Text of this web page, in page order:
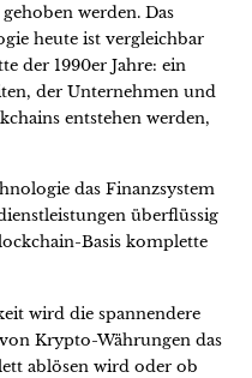
werden. Das
heute ist vergleichbar
der 1990er Jahre: ein
der Unternehmen und
entstehen werden,
das Finanzsystem
überflüssig
Basis komplette
wird die spannendere
Krypto-Währungen das
ablösen wird oder ob